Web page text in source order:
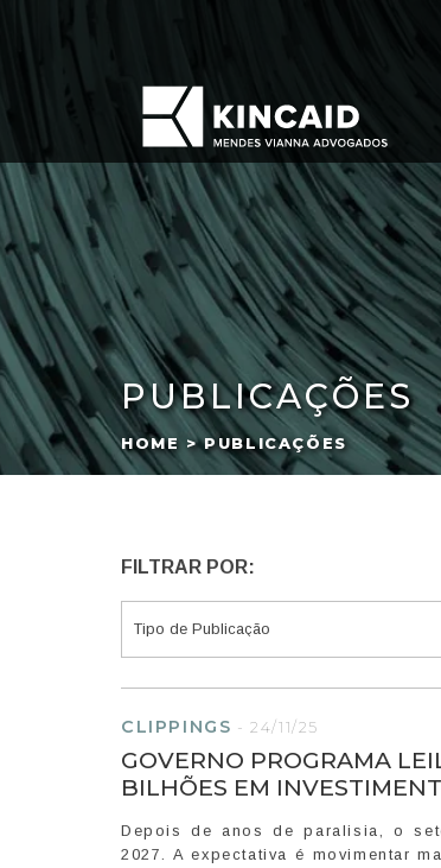
PUBLICAÇÕES
HOME > PUBLICAÇÕES
FILTRAR POR:
CLIPPINGS -24/11/25
GOVERNO PROGRAMA
BILHÕES EM
Depois de anos de paralisia, o
2027. A expectativa é movimentar